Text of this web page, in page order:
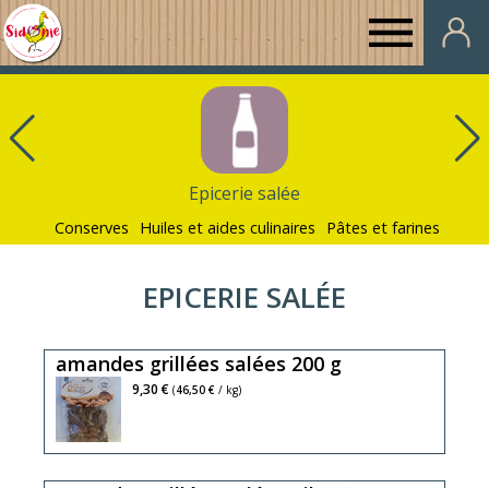
Au
Sidonie
Epicerie salée
Conserves Huiles et aides culinaires Pâtes et farines
EPICERIE SALÉE
amandes grillées salées 200 g
9,30 € (46,50 € / kg)